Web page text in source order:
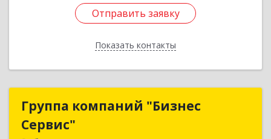
Отправить заявку
Показать контакты
Отправить заявку
Назад
Группа компаний "Бизнес
Сервис"
Группа компаний "Бизнес